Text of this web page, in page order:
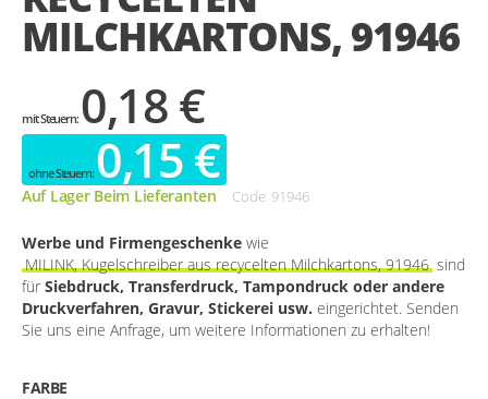
MILCHKARTONS, 91946
0,18 €
0,15 €
Auf Lager Beim Lieferanten Code 91946
Werbe und Firmengeschenke wie
MILINK, Kugelschreiber aus recycelten Milchkartons, 91946 sind
für Siebdruck, Transferdruck, Tampondruck oder andere
Druckverfahren, Gravur, Stickerei usw. eingerichtet. Senden
Sie uns eine Anfrage, um weitere Informationen zu erhalten!
FARBE